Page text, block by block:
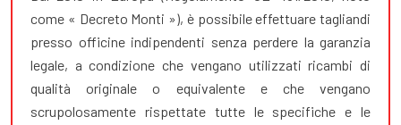
come « Decreto Monti »), è possibile effettuare tagliandi
presso officine indipendenti senza perdere la garanzia
legale, a condizione che vengano utilizzati ricambi di
qualità originale o equivalente e che vengano
scrupolosamente rispettate tutte le specifiche e le